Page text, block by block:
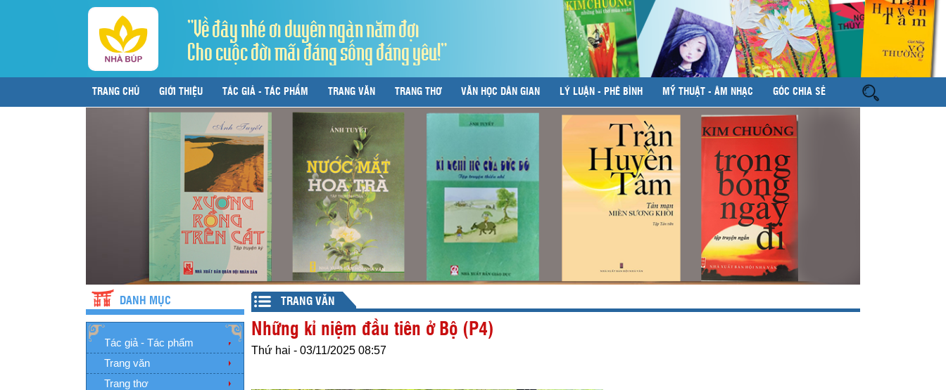
"Về đây nhé ơi duyên ngàn năm đợi
Cho cuộc đời mãi đáng sống đáng yêu!"
TRANG CHỦ GIỚI THIỆU TÁC GIẢ - TÁC PHẨM TRANG VĂN TRANG THƠ VĂN HỌC DÂN GIAN LÝ LUẬN - PHÊ BÌNH MỸ THUẬT - ÂM NHẠC GÓC CHIA SẺ
DANH MỤC
Tác giả - Tác phẩm
Trang văn
Trang thơ
TRANG VĂN
Những kỉ niệm đầu tiên ở Bộ (P4)
Thứ hai - 03/11/2025 08:57